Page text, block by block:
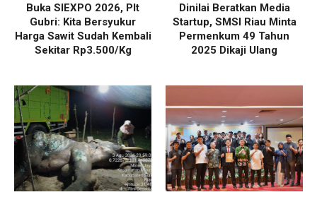
Buka SIEXPO 2026, Plt
Gubri: Kita Bersyukur
Harga Sawit Sudah Kembali
Sekitar Rp3.500/Kg
Dinilai Beratkan Media
Startup, SMSI Riau Minta
Permenkum 49 Tahun
2025 Dikaji Ulang